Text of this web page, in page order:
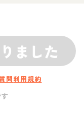
ました
問利用規約